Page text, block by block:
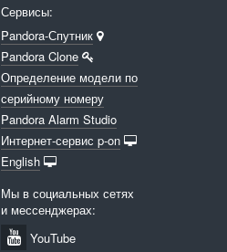
Сервисы:
Pandora-Спутник
Pandora Clone
Определение модели по
серийному номеру
Pandora Alarm Studio
Интернет-сервис p-on
English
Мы в социальных сетях
и мессенджерах:
YouTube